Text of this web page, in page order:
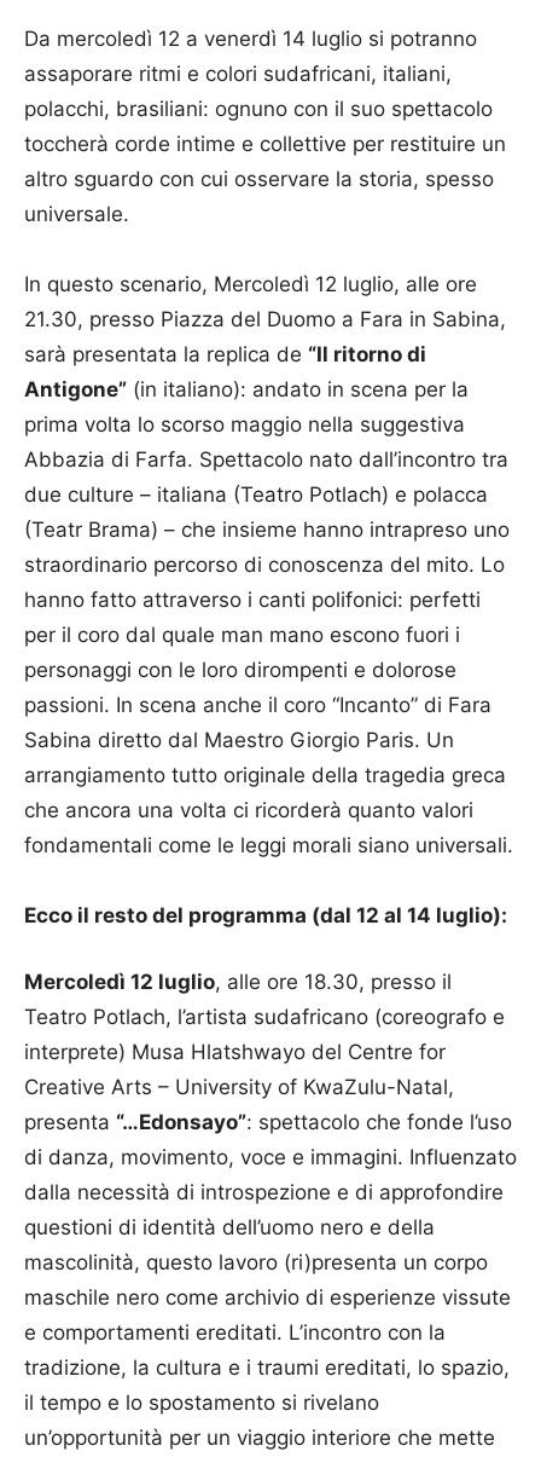
Da mercoledì 12 a venerdì 14 luglio si potranno
assaporare ritmi e colori sudafricani, italiani,
polacchi, brasiliani: ognuno con il suo spettacolo
toccherà corde intime e collettive per restituire un
altro sguardo con cui osservare la storia, spesso
universale.
In questo scenario, Mercoledì 12 luglio, alle ore
21.30, presso Piazza del Duomo a Fara in Sabina,
sarà presentata la replica de “Il ritorno di
Antigone” (in italiano): andato in scena per la
prima volta lo scorso maggio nella suggestiva
Abbazia di Farfa. Spettacolo nato dall’incontro tra
due culture – italiana (Teatro Potlach) e polacca
(Teatr Brama) – che insieme hanno intrapreso uno
straordinario percorso di conoscenza del mito. Lo
hanno fatto attraverso i canti polifonici: perfetti
per il coro dal quale man mano escono fuori i
personaggi con le loro dirompenti e dolorose
passioni. In scena anche il coro “Incanto” di Fara
Sabina diretto dal Maestro Giorgio Paris. Un
arrangiamento tutto originale della tragedia greca
che ancora una volta ci ricorderà quanto valori
fondamentali come le leggi morali siano universali.
Ecco il resto del programma (dal 12 al 14 luglio):
Mercoledì 12 luglio, alle ore 18.30, presso il
Teatro Potlach, l’artista sudafricano (coreografo e
interprete) Musa Hlatshwayo del Centre for
Creative Arts – University of KwaZulu-Natal,
presenta “…Edonsayo”: spettacolo che fonde l’uso
di danza, movimento, voce e immagini. Influenzato
dalla necessità di introspezione e di approfondire
questioni di identità dell’uomo nero e della
mascolinità, questo lavoro (ri)presenta un corpo
maschile nero come archivio di esperienze vissute
e comportamenti ereditati. L’incontro con la
tradizione, la cultura e i traumi ereditati, lo spazio,
il tempo e lo spostamento si rivelano
un’opportunità per un viaggio interiore che mette